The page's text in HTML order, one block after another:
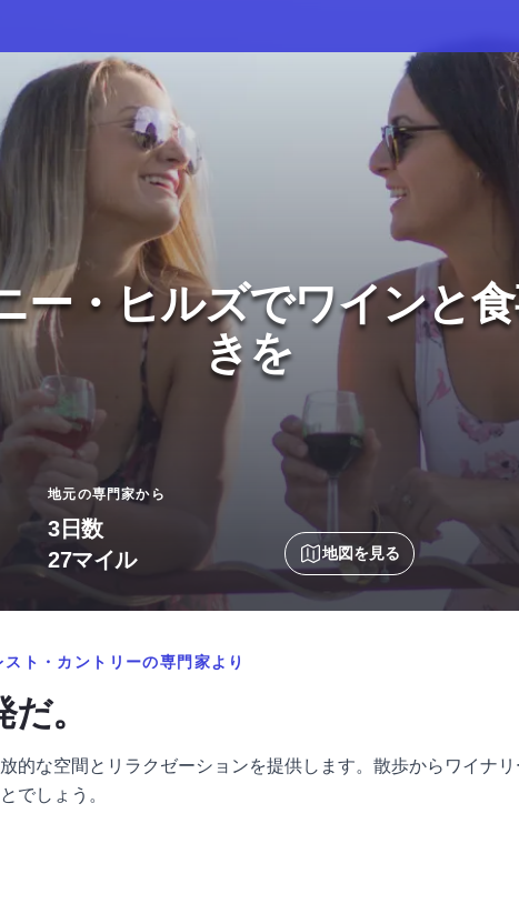
ー・ヒルズでワインと
きを
地元の専門家から
3日数
27マイル
地図を見る
ト・カントリーの専門家より
。
的な空間とリラクゼーションを提供します。散歩からワイナ
でしょう。